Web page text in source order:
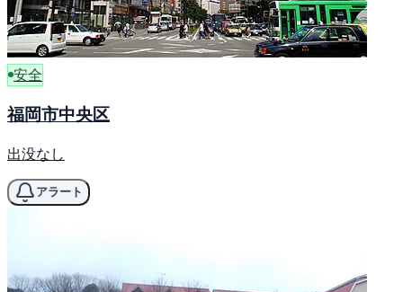
安全
福岡市中央区
出没なし
アラート